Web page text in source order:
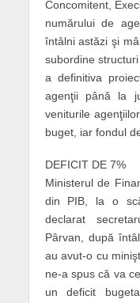
Concomitent,
numărului de
întâlni astăzi şi
subordine
a definitiva
agenţii până la
veniturile
buget, iar fondul
DEFICIT DE 7%
Ministerul de
din PIB, la o
declarat
Pârvan, după
au avut-o cu
ne-a spus că va
un deficit